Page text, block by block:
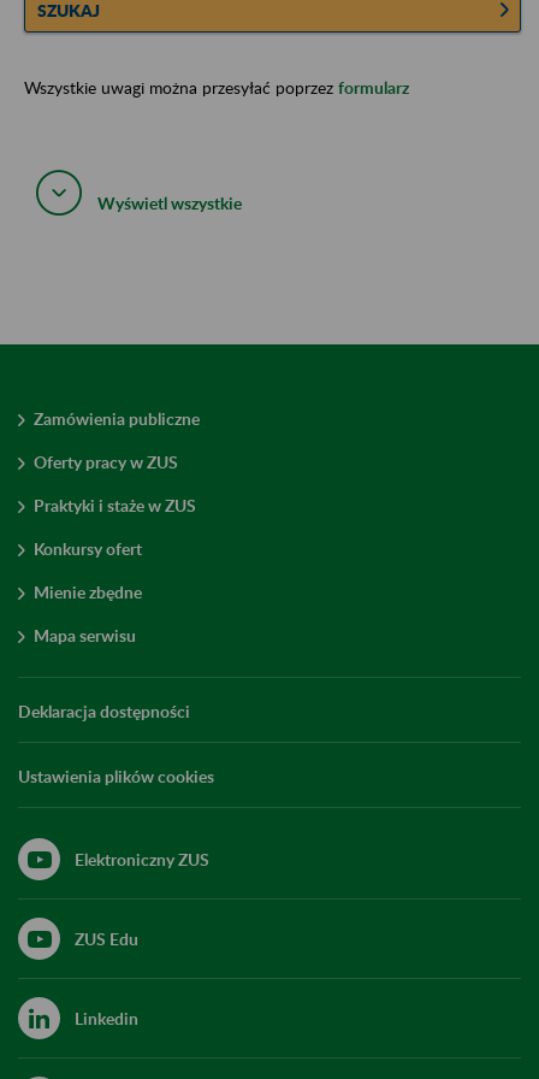
SZUKAJ
Wszystkie uwagi można przesyłać poprzez formularz
Wyświetl wszystkie
Zamówienia publiczne
Oferty pracy w ZUS
Praktyki i staże w ZUS
Konkursy ofert
Mienie zbędne
Mapa serwisu
Deklaracja dostępności
Ustawienia plików cookies
Elektroniczny ZUS
ZUS Edu
Linkedin